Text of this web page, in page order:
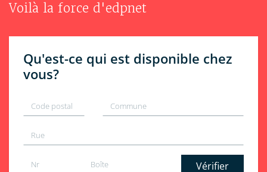
Voilà la force d'edpnet
Qu'est-ce qui est disponible chez
vous?
Vérifier